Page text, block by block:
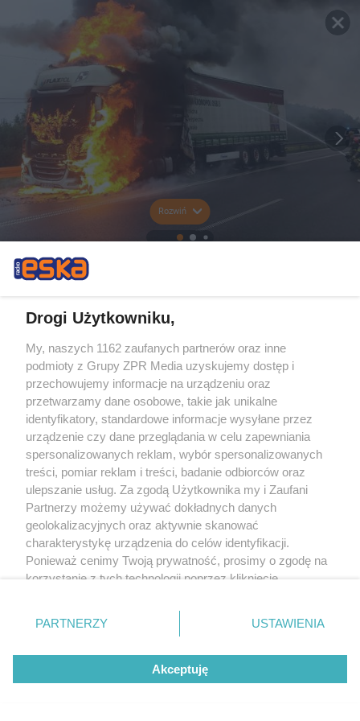
Rozwiń
Drogi Użytkowniku,
My, naszych 1162 zaufanych partnerów oraz inne
podmioty z Grupy ZPR Media uzyskujemy dostęp i
przechowujemy informacje na urządzeniu oraz
przetwarzamy dane osobowe, takie jak unikalne
identyfikatory, standardowe informacje wysyłane przez
urządzenie czy dane przeglądania w celu zapewniania
spersonalizowanych reklam, wybór spersonalizowanych
treści, pomiar reklam i treści, badanie odbiorców oraz
ulepszanie usług. Za zgodą Użytkownika my i Zaufani
Partnerzy możemy używać dokładnych danych
geolokalizacyjnych oraz aktywnie skanować
charakterystykę urządzenia do celów identyfikacji.
Ponieważ cenimy Twoją prywatność, prosimy o zgodę na
korzystanie z tych technologii poprzez kliknięcie
zmienić/wycofać klikając przycisk ustawień prywatności
znajdujący się w lewym dolnym rogu strony
rodzaje przetwarzania danych nie wymagają zgody
użytkownika, ale masz prawo sprzeciwić się takiemu
przetwarzaniu. Preferencje będą miały zastosowanie tylko
PARTNERZY USTAWIENIA
Akceptuję